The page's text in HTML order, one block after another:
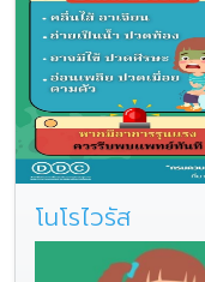
โนโรไวรัส